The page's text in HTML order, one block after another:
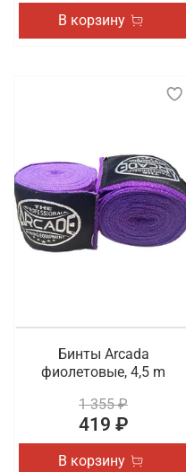
В корзину
Бинты Arcada
фиолетовые, 4,5 m
1 355 ₽
419 ₽
В корзину